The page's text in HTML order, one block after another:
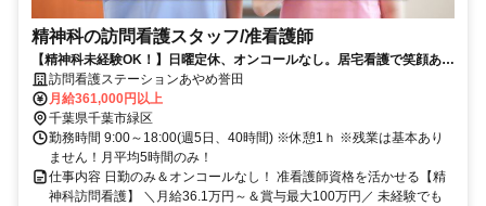
精神科の訪問看護スタッフ/准看護師
【精神科未経験OK！】日曜定休、オンコールなし。居宅看護で笑顔あふ
れる毎日をサポート。
訪問看護ステーションあやめ誉田
月給361,000円以上
千葉県千葉市緑区
勤務時間 9:00～18:00(週5日、40時間) ※休憩1ｈ ※残業は基本あり
ません！月平均5時間のみ！
仕事内容 日勤のみ＆オンコールなし！ 准看護師資格を活かせる【精
神科訪問看護】 ＼月給36.1万円～＆賞与最大100万円／ 未経験でも